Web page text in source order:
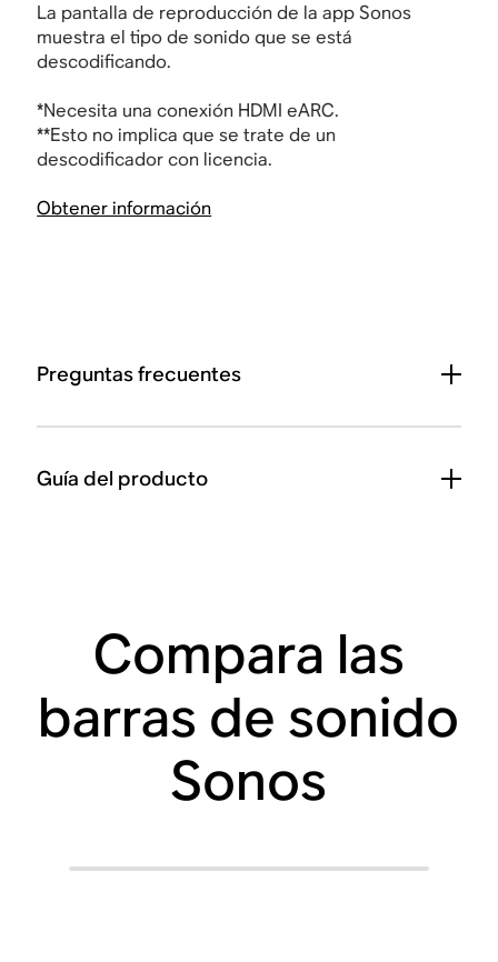
La pantalla de reproducción de la app Sonos
muestra el tipo de sonido que se está
descodificando.
*Necesita una conexión HDMI eARC.
**Esto no implica que se trate de un
descodificador con licencia.
Obtener información
Preguntas frecuentes
Guía del producto
Compara las
barras de sonido
Sonos